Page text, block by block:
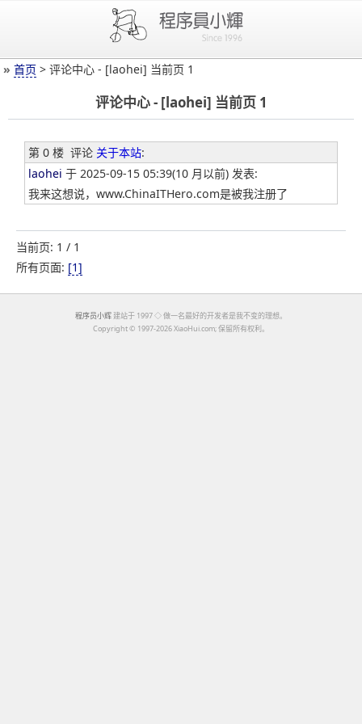
» 首页 > 评论中心 - [laohei] 当前页 1
评论中心 - [laohei] 当前页 1
第 0 楼 评论 关于本站:
laohei 于 2025-09-15 05:39(10 月以前) 发表:
我来这想说，www.ChinaITHero.com是被我注册了
当前页: 1 / 1
所有页面: [1]
程序员小辉 建站于 1997 ◇ 做一名最好的开发者是我不变的理想。
Copyright © 1997-2026 XiaoHui.com; 保留所有权利。